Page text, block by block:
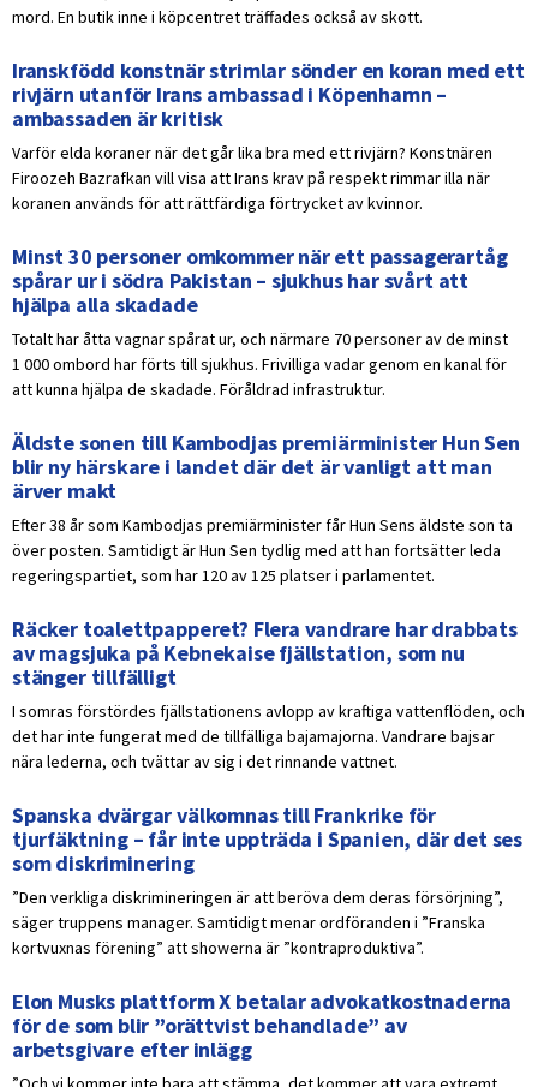
mord. En butik inne i köpcentret träffades också av skott.
Iranskfödd konstnär strimlar sönder en koran med ett
rivjärn utanför Irans ambassad i Köpenhamn –
ambassaden är kritisk
Varför elda koraner när det går lika bra med ett rivjärn? Konstnären
Firoozeh Bazrafkan vill visa att Irans krav på respekt rimmar illa när
koranen används för att rättfärdiga förtrycket av kvinnor.
Minst 30 personer omkommer när ett passagerartåg
spårar ur i södra Pakistan – sjukhus har svårt att
hjälpa alla skadade
Totalt har åtta vagnar spårat ur, och närmare 70 personer av de minst
1 000 ombord har förts till sjukhus. Frivilliga vadar genom en kanal för
att kunna hjälpa de skadade. Föråldrad infrastruktur.
Äldste sonen till Kambodjas premiärminister Hun Sen
blir ny härskare i landet där det är vanligt att man
ärver makt
Efter 38 år som Kambodjas premiärminister får Hun Sens äldste son ta
över posten. Samtidigt är Hun Sen tydlig med att han fortsätter leda
regeringspartiet, som har 120 av 125 platser i parlamentet.
Räcker toalettpapperet? Flera vandrare har drabbats
av magsjuka på Kebnekaise fjällstation, som nu
stänger tillfälligt
I somras förstördes fjällstationens avlopp av kraftiga vattenflöden, och
det har inte fungerat med de tillfälliga bajamajorna. Vandrare bajsar
nära lederna, och tvättar av sig i det rinnande vattnet.
Spanska dvärgar välkomnas till Frankrike för
tjurfäktning – får inte uppträda i Spanien, där det ses
som diskriminering
”Den verkliga diskrimineringen är att beröva dem deras försörjning”,
säger truppens manager. Samtidigt menar ordföranden i ”Franska
kortvuxnas förening” att showerna är ”kontraproduktiva”.
Elon Musks plattform X betalar advokatkostnaderna
för de som blir ”orättvist behandlade” av
arbetsgivare efter inlägg